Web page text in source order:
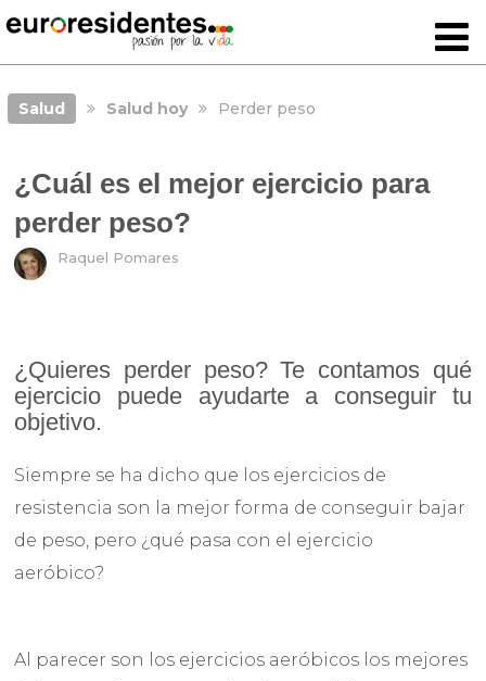
Salud Salud hoy Perder peso
¿Cuál es el mejor ejercicio para
perder peso?
Raquel Pomares
¿Quieres perder peso? Te contamos qué
ejercicio puede ayudarte a conseguir tu
objetivo.
Siempre se ha dicho que los ejercicios de
resistencia son la mejor forma de conseguir bajar
de peso, pero ¿qué pasa con el ejercicio
aeróbico?
Al parecer son los ejercicios aeróbicos los mejores